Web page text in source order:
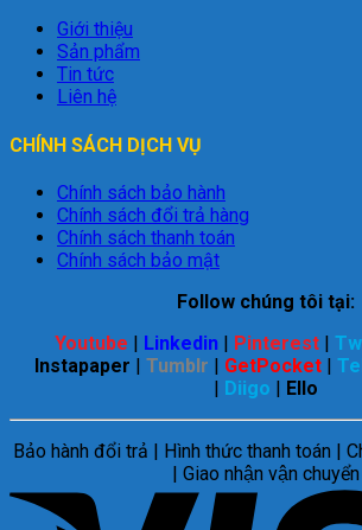
Giới thiệu
Sản phẩm
Tin tức
Liên hệ
CHÍNH SÁCH DỊCH VỤ
Chính sách bảo hành
Chính sách đổi trả hàng
Chính sách thanh toán
Chính sách bảo mật
Follow chúng tôi tại:
Youtube | Linkedin | Pinterest |
Instapaper | Tumblr | GetPocket |
| Diigo | Ello
Bảo hành đổi trả | Hình thức thanh toán |
| Giao nhận vận chuyển